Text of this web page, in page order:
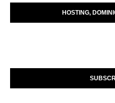
HOSTING,